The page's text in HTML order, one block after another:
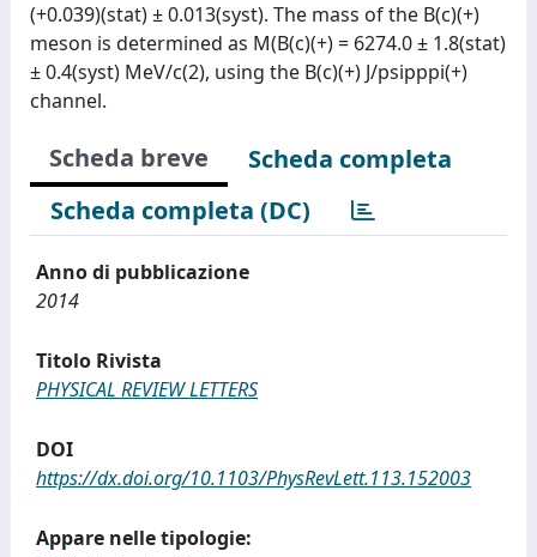
(+0.039)(stat) ± 0.013(syst). The mass of the B(c)(+)
meson is determined as M(B(c)(+) = 6274.0 ± 1.8(stat)
± 0.4(syst) MeV/c(2), using the B(c)(+) J/psipppi(+)
channel.
Scheda breve
Scheda completa
Scheda completa (DC)
Anno di pubblicazione
2014
Titolo Rivista
PHYSICAL REVIEW LETTERS
DOI
https://dx.doi.org/10.1103/PhysRevLett.113.152003
Appare nelle tipologie: